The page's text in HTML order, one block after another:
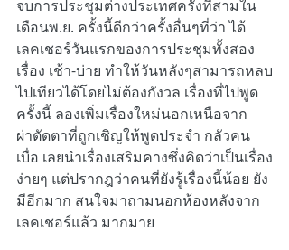
จบการประชุมต่างประเทศครั้งที่สามใน
เดือนพ.ย. ครั้งนี้ดีกว่าครั้งอื่นๆที่ว่า ได้
เลคเชอร์วันแรกของการประชุมทั้งสอง
เรื่อง เช้า-บ่าย ทำให้วันหลังๆสามารถหลบ
ไปเทียวได้โดยไม่ต้องกังวล เรื่องที่ไปพูด
ครั้งนี้ ลองเพิ่มเรื่องใหม่นอกเหนือจาก
ผ่าตัดตาที่ถูกเชิญให้พูดประจำ กลัวคน
เบื่อ เลยนำเรื่องเสริมคางซึ่งคิดว่าเป็นเรื่อง
ง่ายๆ แต่ปรากฎว่าคนที่ยังรู้เรื่องนี้น้อย ยัง
มีอีกมาก สนใจมาถามนอกห้องหลังจาก
เลคเชอร์แล้ว มากมาย